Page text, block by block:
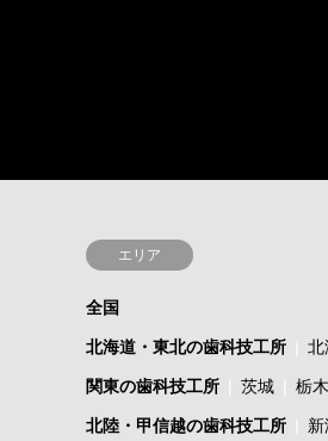
エリア
全国
北海道・東北の歯科技工所 北
関東の歯科技工所 茨城 栃木
北陸・甲信越の歯科技工所